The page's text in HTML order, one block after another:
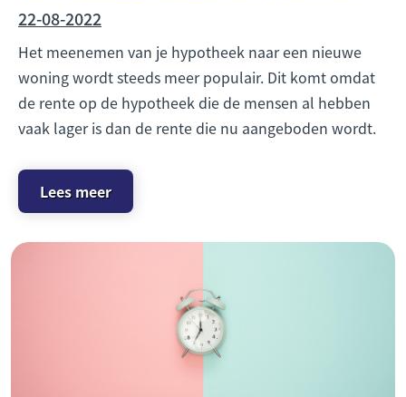
22-08-2022
Het meenemen van je hypotheek naar een nieuwe
woning wordt steeds meer populair. Dit komt omdat
de rente op de hypotheek die de mensen al hebben
vaak lager is dan de rente die nu aangeboden wordt.
Lees meer